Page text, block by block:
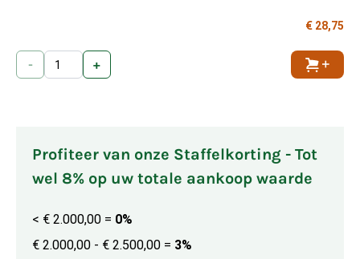
€ 28,75
- +
Profiteer van onze Staffelkorting - Tot
wel 8% op uw totale aankoop waarde
< € 2.000,00 = 0%
€ 2.000,00 - € 2.500,00 = 3%